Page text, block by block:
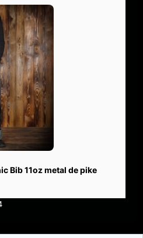
Bib 11oz metal de pike